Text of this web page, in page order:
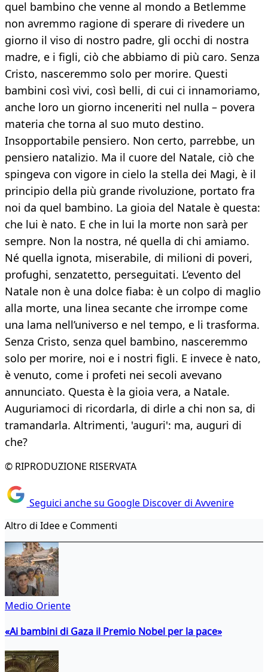
quel bambino che venne al mondo a Betlemme
non avremmo ragione di sperare di rivedere un
giorno il viso di nostro padre, gli occhi di nostra
madre, e i figli, ciò che abbiamo di più caro. Senza
Cristo, nasceremmo solo per morire. Questi
bambini così vivi, così belli, di cui ci innamoriamo,
anche loro un giorno inceneriti nel nulla – povera
materia che torna al suo muto destino.
Insopportabile pensiero. Non certo, parrebbe, un
pensiero natalizio. Ma il cuore del Natale, ciò che
spingeva con vigore in cielo la stella dei Magi, è il
principio della più grande rivoluzione, portato fra
noi da quel bambino. La gioia del Natale è questa:
che lui è nato. E che in lui la morte non sarà per
sempre. Non la nostra, né quella di chi amiamo.
Né quella ignota, miserabile, di milioni di poveri,
profughi, senzatetto, perseguitati. L’evento del
Natale non è una dolce fiaba: è un colpo di maglio
alla morte, una linea secante che irrompe come
una lama nell’universo e nel tempo, e li trasforma.
Senza Cristo, senza quel bambino, nasceremmo
solo per morire, noi e i nostri figli. E invece è nato,
è venuto, come i profeti nei secoli avevano
annunciato. Questa è la gioia vera, a Natale.
Auguriamoci di ricordarla, di dirle a chi non sa, di
tramandarla. Altrimenti, 'auguri': ma, auguri di
che?
© RIPRODUZIONE RISERVATA
Seguici anche su Google Discover di Avvenire
Altro di Idee e Commenti
Medio Oriente
«Ai bambini di Gaza il Premio Nobel per la pace»